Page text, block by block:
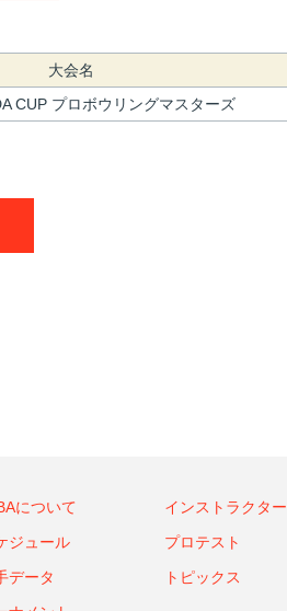
大会名
CUP プロボウリングマスターズ
について
ジュール
データ
インストラクター
プロテスト
トピックス